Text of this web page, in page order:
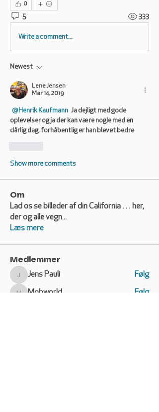
0
5 333
Write a comment...
Newest
Lene Jensen
Mar 14, 2019
@Henrik Kaufmann Ja dejligt med gode
oplevelser og ja der kan være nogle med en
dårlig dag, forhåbentlig er han blevet bedre
Show more comments
Om
Lad os se billeder af din California … her,
der og alle vegn...
Læs mere
Medlemmer
Jens Pauli
Jens Pauli Følg
Mobworld Følg